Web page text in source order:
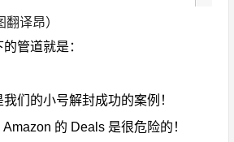
译昂）
管道就是：
们的小号解封成功的案例！
的 Deals 是很危险的！